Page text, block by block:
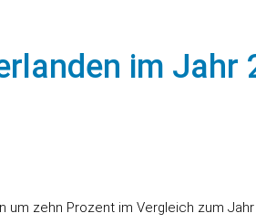
im Jahr
zehn Prozent im Vergleich zum Jahr